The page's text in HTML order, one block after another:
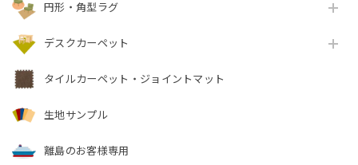
円形・角型ラグ
デスクカーペット
タイルカーペット・ジョイントマット
生地サンプル
離島のお客様専用